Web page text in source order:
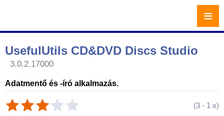
UsefulUtils CD&DVD Discs Studio
3.0.2.17000
Adatmentő és -író alkalmazás.
(3 - 1 x)
≡